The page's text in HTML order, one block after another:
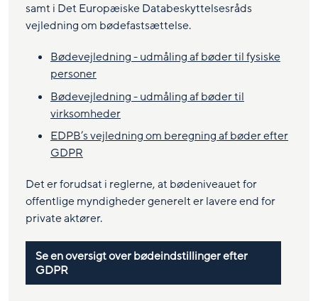
samt i Det Europæiske Databeskyttelsesråds
vejledning om bødefastsættelse.
Bødevejledning - udmåling af bøder til fysiske
personer
Bødevejledning - udmåling af bøder til
virksomheder
EDPB’s vejledning om beregning af bøder efter
GDPR
Det er forudsat i reglerne, at bødeniveauet for
offentlige myndigheder generelt er lavere end for
private aktører.
Se en oversigt over bødeindstillinger efter
GDPR